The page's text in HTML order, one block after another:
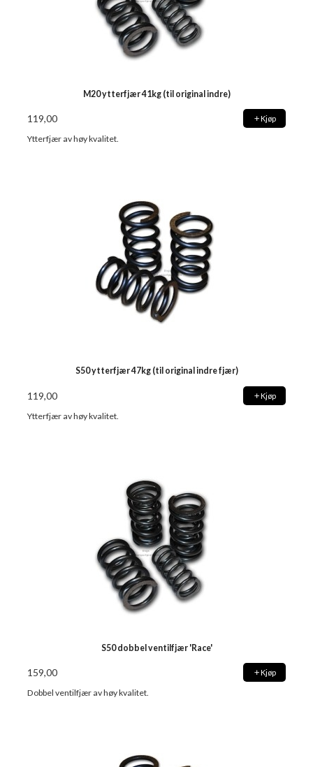
M20 ytterfjær 41kg (til original indre)
119,00 Kjøp
Ytterfjær av høy kvalitet.
S50 ytterfjær 47kg (til original indre fjær)
119,00 Kjøp
Ytterfjær av høy kvalitet.
S50 dobbel ventilfjær 'Race'
159,00 Kjøp
Dobbel ventilfjær av høy kvalitet.